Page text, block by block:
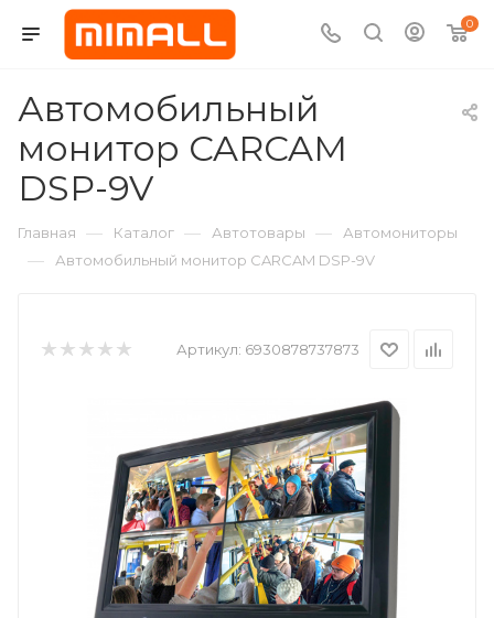
0
Автомобильный
монитор CARCAM
DSP-9V
Главная — Каталог — Автотовары — Автомониторы
— Автомобильный монитор CARCAM DSP-9V
Артикул: 6930878737873